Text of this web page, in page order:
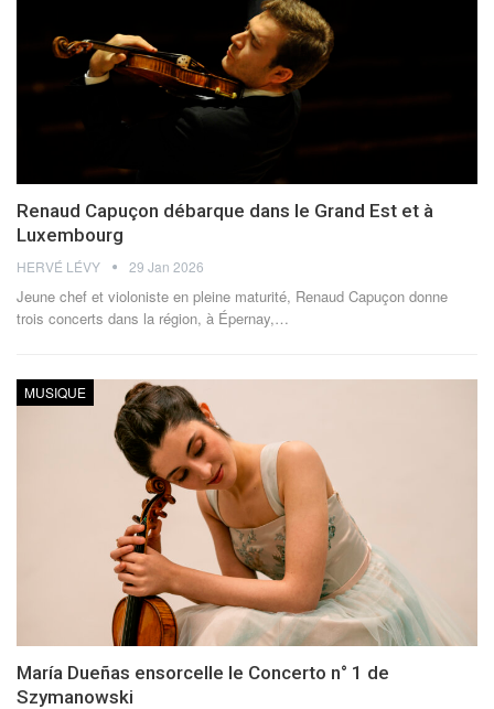
Renaud Capuçon débarque dans le Grand Est et à
Luxembourg
HERVÉ LÉVY 29 Jan 2026
Jeune chef et violoniste en pleine maturité, Renaud Capuçon donne
trois concerts dans la région, à Épernay, …
MUSIQUE
María Dueñas ensorcelle le Concerto n° 1 de
Szymanowski